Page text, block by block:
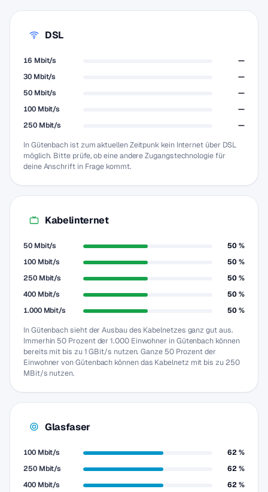
DSL
16 Mbit/s
—
30 Mbit/s
—
50 Mbit/s
—
100 Mbit/s
—
250 Mbit/s
—
In Gütenbach ist zum aktuellen Zeitpunk kein Internet über DSL
möglich. Bitte prüfe, ob eine andere Zugangstechnologie für
deine Anschrift in Frage kommt.
Kabelinternet
50 Mbit/s
50 %
100 Mbit/s
50 %
250 Mbit/s
50 %
400 Mbit/s
50 %
1.000 Mbit/s
50 %
In Gütenbach sieht der Ausbau des Kabelnetzes ganz gut aus.
Immerhin 50 Prozent der 1.000 Einwohner in Gütenbach können
bereits mit bis zu 1 GBit/s nutzen. Ganze 50 Prozent der
Einwohner von Gütenbach können das Kabelnetz mit bis zu 250
MBit/s nutzen.
Glasfaser
100 Mbit/s
62 %
250 Mbit/s
62 %
400 Mbit/s
62 %